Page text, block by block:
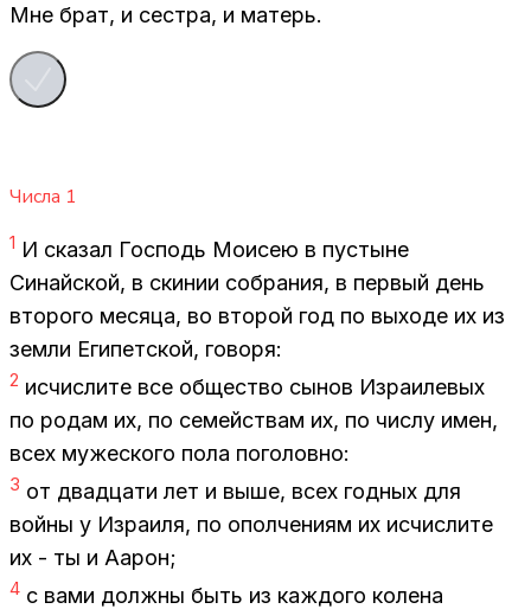
Мне брат, и сест­ра, и ма­терь.
Числа 1
1 И ска­зал Гос­подь Мо­и­сею в пу­стыне
Си­най­ской, в ски­нии со­бра­ния, в пер­вый день
вто­ро­го ме­ся­ца, во вто­рой год по вы­хо­де их из
зем­ли Еги­пет­ской, го­во­ря:
2 ис­чис­ли­те все об­ще­ство сы­нов Из­ра­и­ле­вых
по ро­дам их, по се­мей­ствам их, по чис­лу имен,
всех му­же­ско­го пола по­го­лов­но:
3 от два­дца­ти лет и выше, всех год­ных для
вой­ны у Из­ра­и­ля, по опол­че­ни­ям их ис­чис­ли­те
их - ты и Аарон;
4 с вами долж­ны быть из каж­до­го ко­ле­на